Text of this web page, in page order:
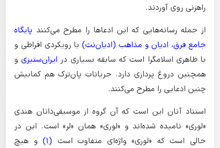
راهزنی روی آوردند.
از جمله رسانه‌هایی که این ادعاها را مطرح می‌کنند پایگاه
جامع فرق، ادیان و مذاهب (ادیان‌نت)با رویکردی افراطی و
با ظاهری اسلامگرا است که سابقه بسیاری در ایران‌ستیزیو
همچنین دروغ پردازی دارد. جریانات پان‌ترک هم کمابیش
چنین ادعایی را مطرح می‌کنند.
استناد آنان این است که آن گروه از موسیقی‌دانان هندی
«لوری» نامیده شده‌اند و «لوری» همان «لر» است. این در
حالی است که «لوری» واژه‌ای متفاوت است (1) و هیچ